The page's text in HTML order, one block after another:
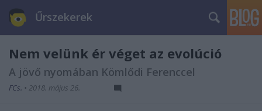
Űrszekerek
Nem velünk ér véget az evolúció
A jövő nyomában Kömlődi Ferenccel
FCs. • 2018. május 26.